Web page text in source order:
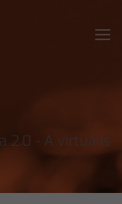
2.0 - A virtuális